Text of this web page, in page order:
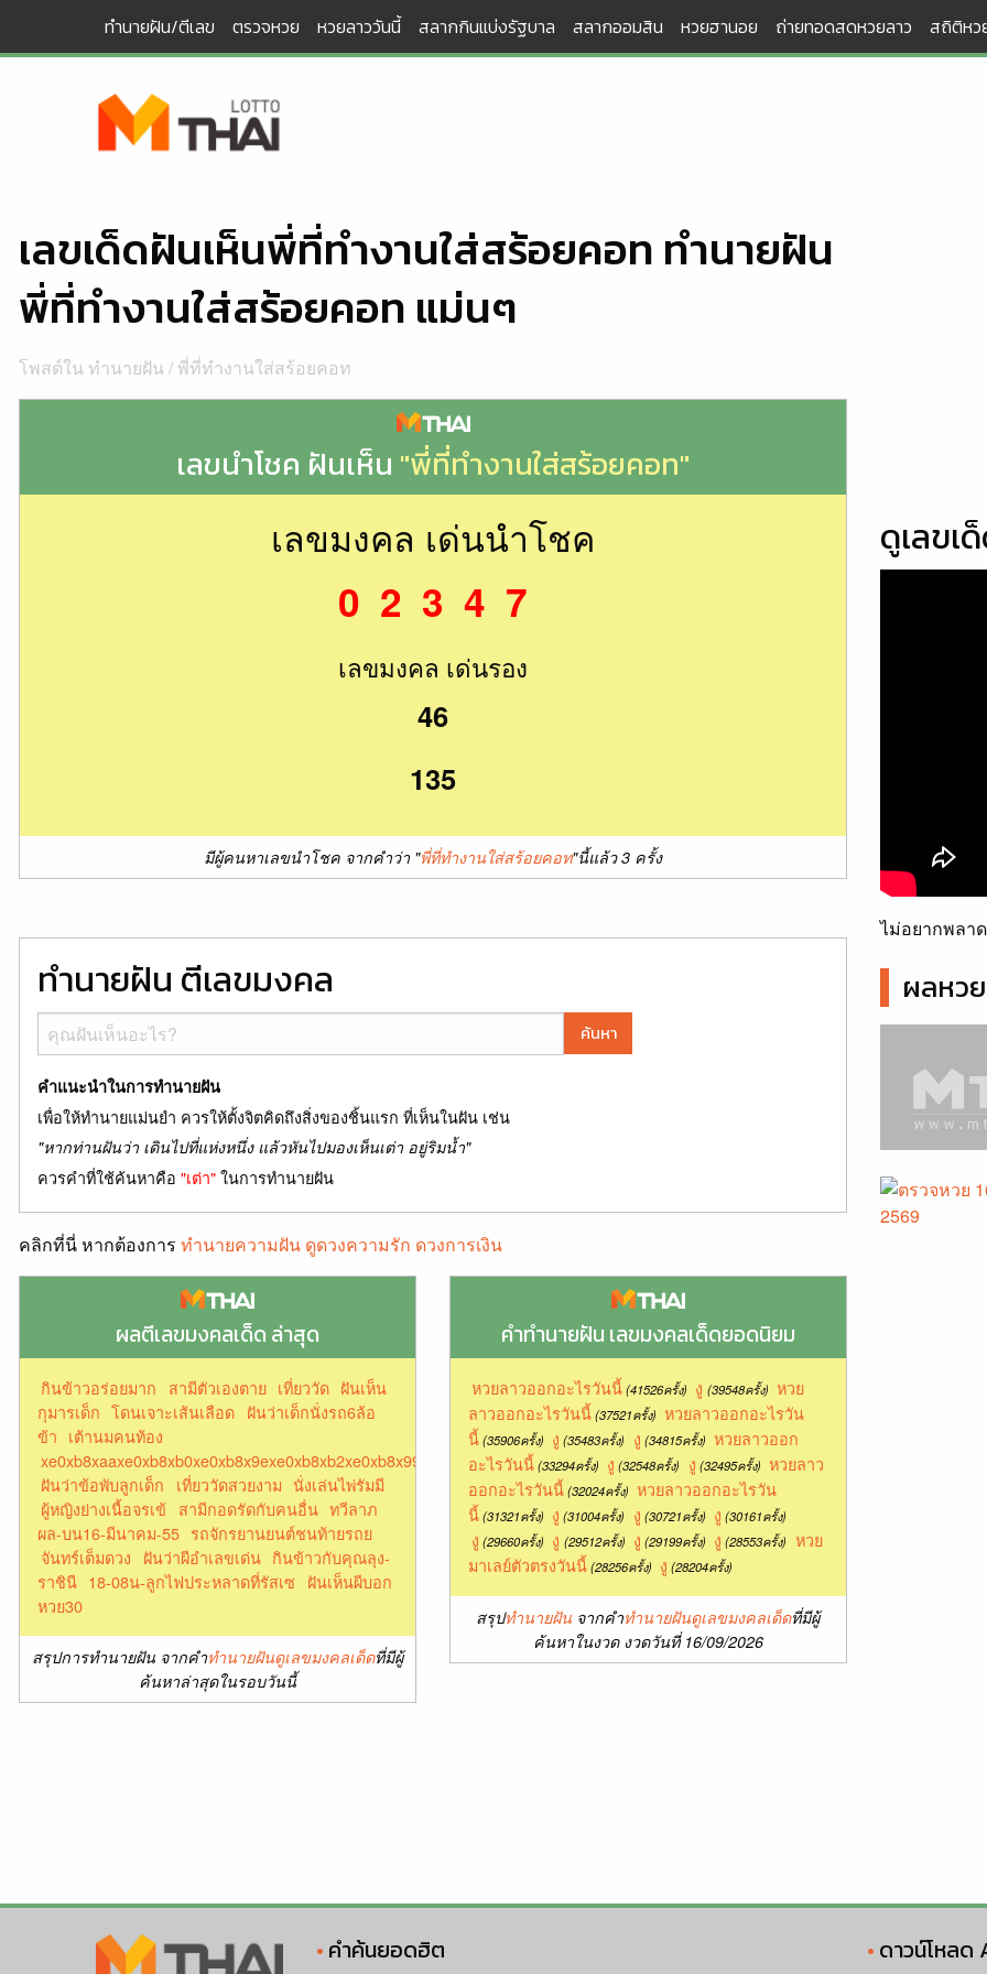
content
ทำนายฝัน/ตีเลข ตรวจหวย หวยลาววันนี้ สลากกินแบ่งรัฐบาล สลากออมสิน หวยฮานอย ถ่ายทอดสดหวยลาว สถิติหว
เลขเด็ดฝันเห็นพี่ที่ทำงานใส่สร้อยคอท ทำนายฝัน
พี่ที่ทำงานใส่สร้อยคอท แม่นๆ
โพสต์ใน ทำนายฝัน/พี่ที่ทำงานใส่สร้อยคอท
เลขนำโชค ฝันเห็น "พี่ที่ทำงานใส่สร้อยคอท"
เลขมงคล เด่นนำโชค
0 2 3 4 7
เลขมงคล เด่นรอง
46
135
มีผู้คนหาเลขนำโชค จากคำว่า "พี่ที่ทำงานใส่สร้อยคอท"นี้แล้ว 3 ครั้ง
ทำนายฝัน ตีเลขมงคล
ค้นหา
คำแนะนำในการทำนายฝัน
เพื่อให้ทำนายแม่นยำ ควรให้ตั้งจิตคิดถึงสิ่งของชิ้นแรก ที่เห็นในฝัน เช่น
"หากท่านฝันว่า เดินไปที่แห่งหนึ่ง แล้วหันไปมองเห็นเต่า อยู่ริมน้ำ"
ควรคำที่ใช้ค้นหาคือ "เต่า"ในการทำนายฝัน
คลิกที่นี่ หากต้องการ ทำนายความฝัน ดูดวงความรัก ดวงการเงิน
ผลตีเลขมงคลเด็ด ล่าสุด
กินข้าวอร่อยมาก สามีตัวเองตาย เที่ยววัด ฝันเห็น
กุมารเด็ก โดนเจาะเส้นเลือด ฝันว่าเด็กนั่งรถ6ล้อ
ข้า เต้านมคนท้อง
xe0xb8xaaxe0xb8xb0xe0xb8x9exe0xb8xb2xe0xb8x99xe0xb8x9bxe0xb8xb9xe0xb8x99
ฝันว่าข้อพับลูกเด็ก
เที่ยววัดสวยงาม นั่งเล่นไพ่รัมมี
ผู้หญิงย่างเนื้อจรเข้ สามีกอดรัดกับคนอื่น ทวีลาภ
ผล-บน16-มีนาคม-55 รถจักรยานยนต์ชนท้ายรถย
จันทร์เต็มดวง
ฝันว่าผีอำเลขเด่น กินข้าวกับคุณลุง-
ราชินี 18-08น-ลูกไฟประหลาดที่รัสเซ
ฝันเห็นผีบอก
หวย30
สรุปการทำนายฝัน จากคำทำนายฝันดูเลขมงคลเด็ดที่มีผู้
ค้นหาล่าสุดในรอบวันนี้
คำทำนายฝัน เลขมงคลเด็ดยอดนิยม
หวยลาวออกอะไรวันนี้ (41526ครั้ง) งู (39548ครั้ง) หวย
ลาวออกอะไรวันนี้(37521ครั้ง) หวยลาวออกอะไรวัน
นี้(35906ครั้ง) งู (35483ครั้ง) งู (34815ครั้ง) หวยลาวออก
อะไรวันนี้(33294ครั้ง) งู (32548ครั้ง) งู (32495ครั้ง) หวยลาว
ออกอะไรวันนี้(32024ครั้ง) หวยลาวออกอะไรวัน
นี้(31321ครั้ง) งู (31004ครั้ง) งู (30721ครั้ง) งู (30161ครั้ง)
งู (29660ครั้ง) งู (29512ครั้ง) งู (29199ครั้ง) งู (28553ครั้ง) หวย
มาเลย์ตัวตรงวันนี้(28256ครั้ง) งู (28204ครั้ง)
สรุปทำนายฝัน จากคำทำนายฝันดูเลขมงคลเด็ดที่มีผู้
ค้นหาในงวด งวดวันที่ 16/09/2026
ดูเลขเ
ไม่อยากพลา
ผลหว
คำค้นยอดฮิต ดาวน์โหลด